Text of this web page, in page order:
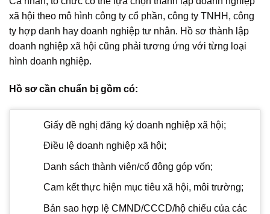
xã hội theo mô hình công ty cổ phần, công ty TNHH, công
ty hợp danh hay doanh nghiệp tư nhân. Hồ sơ thành lập
doanh nghiệp xã hội cũng phải tương ứng với từng loại
hình doanh nghiệp.
Hồ sơ cần chuẩn bị gồm có:
Giấy đề nghị đăng ký doanh nghiệp xã hội;
Điều lệ doanh nghiệp xã hội;
Danh sách thành viên/cổ đông góp vốn;
Cam kết thực hiện mục tiêu xã hội, môi trường;
Bản sao hợp lệ CMND/CCCD/hộ chiếu của các